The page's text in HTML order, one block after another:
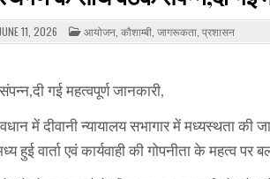
JUNE 11, 2026 POSTED
IN
आयोजन कौशाम्बी जागरूकता प्रशासन
गई महत्वपूर्ण जानकारी,
में दीवानी न्यायालय सभागार में मध्यस्थता
वार्ता एवं कार्यवाही की गोपनीता के महत्व पर